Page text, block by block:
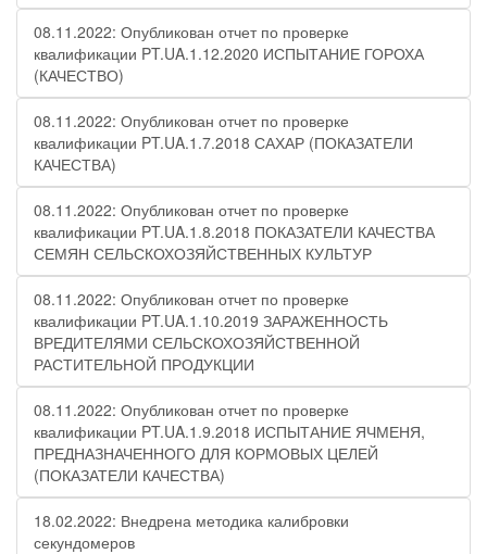
08.11.2022: Опубликован отчет по проверке
квалификации PT.UA.1.12.2020 ИСПЫТАНИЕ ГОРОХА
(КАЧЕСТВО)
08.11.2022: Опубликован отчет по проверке
квалификации PT.UA.1.7.2018 САХАР (ПОКАЗАТЕЛИ
КАЧЕСТВА)
08.11.2022: Опубликован отчет по проверке
квалификации PT.UA.1.8.2018 ПОКАЗАТЕЛИ КАЧЕСТВА
СЕМЯН СЕЛЬСКОХОЗЯЙСТВЕННЫХ КУЛЬТУР
08.11.2022: Опубликован отчет по проверке
квалификации PT.UA.1.10.2019 ЗАРАЖЕННОСТЬ
ВРЕДИТЕЛЯМИ СЕЛЬСКОХОЗЯЙСТВЕННОЙ
РАСТИТЕЛЬНОЙ ПРОДУКЦИИ
08.11.2022: Опубликован отчет по проверке
квалификации PT.UA.1.9.2018 ИСПЫТАНИЕ ЯЧМЕНЯ,
ПРЕДНАЗНАЧЕННОГО ДЛЯ КОРМОВЫХ ЦЕЛЕЙ
(ПОКАЗАТЕЛИ КАЧЕСТВА)
18.02.2022: Внедрена методика калибровки
секундомеров